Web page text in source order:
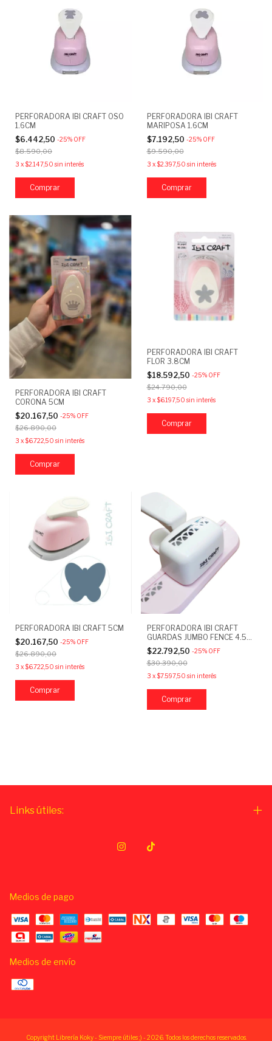
PERFORADORA IBI CRAFT OSO
1.6CM
$6.442,50 -25% OFF
$8.590,00
3 x$2.147,50 sin interés
PERFORADORA IBI CRAFT
MARIPOSA 1.6CM
$7.192,50 -25% OFF
$9.590,00
3 x$2.397,50 sin interés
PERFORADORA IBI CRAFT
CORONA 5CM
$20.167,50 -25% OFF
$26.890,00
3 x$6.722,50 sin interés
PERFORADORA IBI CRAFT
FLOR 3.8CM
$18.592,50 -25% OFF
$24.790,00
3 x$6.197,50 sin interés
PERFORADORA IBI CRAFT 5CM
$20.167,50 -25% OFF
$26.890,00
3 x$6.722,50 sin interés
Comprar
PERFORADORA IBI CRAFT
GUARDAS JUMBO FENCE 4.5
CM
$22.792,50 -25% OFF
$30.390,00
3 x$7.597,50 sin interés
Links útiles:
Medios de pago
Medios de envío
Copyright Librería Koky - Siempre útiles ;) - 2026. Todos los derechos reservados.